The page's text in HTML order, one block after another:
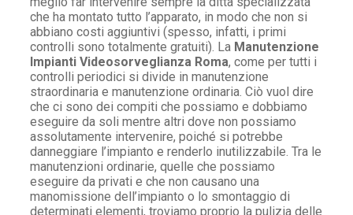
che ha montato tutto l’apparato, in modo che non si
abbiano costi aggiuntivi (spesso, infatti, i primi
controlli sono totalmente gratuiti). La Manutenzione
Impianti Videosorveglianza Roma, come per tutti i
controlli periodici si divide in manutenzione
straordinaria e manutenzione ordinaria. Ciò vuol dire
che ci sono dei compiti che possiamo e dobbiamo
eseguire da soli mentre altri dove non possiamo
assolutamente intervenire, poiché si potrebbe
danneggiare l’impianto e renderlo inutilizzabile. Tra le
manutenzioni ordinarie, quelle che possiamo
eseguire da privati e che non causano una
manomissione dell’impianto o lo smontaggio di
determinati elementi, troviamo proprio la pulizia delle